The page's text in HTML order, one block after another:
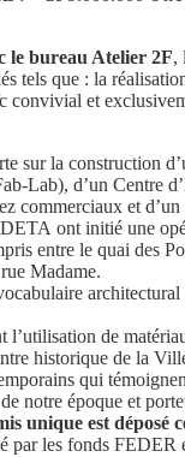
le bureau Atelier 2F,
tels que : la
convivial et
sur la construction
Lab), d’un Centre
commerciaux et
ont initié une
entre le quai des
Madame.
architectural
l’utilisation de
historique de la
qui
notre époque et
unique est déposé
par les fonds FEDER